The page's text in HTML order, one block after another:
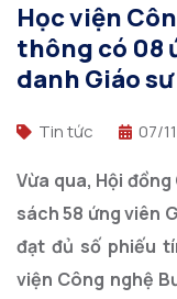
Học viện
thông có 08
danh Giáo
Tin tức 07/
Vừa qua, Hội
sách 58 ứng viên
đạt đủ số phiếu
viện Công nghệ